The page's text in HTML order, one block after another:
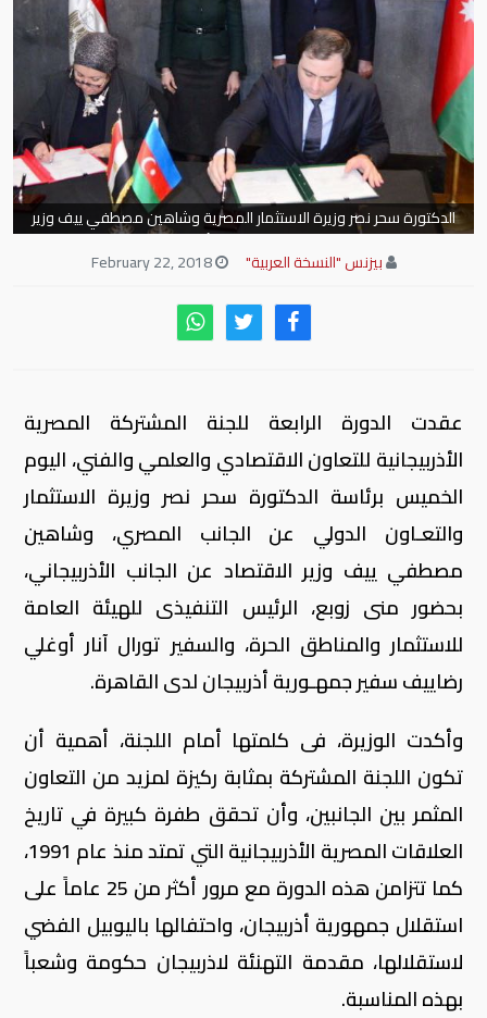
الدكتورة سحر نصر وزيرة الاستثمار المصرية وشاهين مصطفي ييف وزير
الاقتصاد عن الجانب الأذربيجاني
بيزنس "النسخة العربية" February 22, 2018
عقدت الدورة الرابعة للجنة المشتركة المصرية
الأذربيجانية للتعاون الاقتصادي والعلمي والفني، اليوم
الخميس برئاسة الدكتورة سحر نصر وزيرة الاستثمار
والتعـاون الدولي عن الجانب المصري، وشاهين
مصطفي ييف وزير الاقتصاد عن الجانب الأذربيجاني،
بحضور منى زوبع، الرئيس التنفيذى للهيئة العامة
للاستثمار والمناطق الحرة، والسفير تورال آنار أوغلي
رضاييف سفير جمهـورية أذربيجان لدى القاهرة.
وأكدت الوزيرة، فى كلمتها أمام اللجنة، أهمية أن
تكون اللجنة المشتركة بمثابة ركيزة لمزيد من التعاون
المثمر بين الجانبين، وأن تحقق طفرة كبيرة في تاريخ
العلاقات المصرية الأذربيجانية التي تمتد منذ عام 1991،
كما تتزامن هذه الدورة مع مرور أكثر من 25 عاماً على
استقلال جمهورية أذربيجان، واحتفالها باليوبيل الفضي
لاستقلالها، مقدمة التهنئة لاذربيجان حكومة وشعباً
بهذه المناسبة.